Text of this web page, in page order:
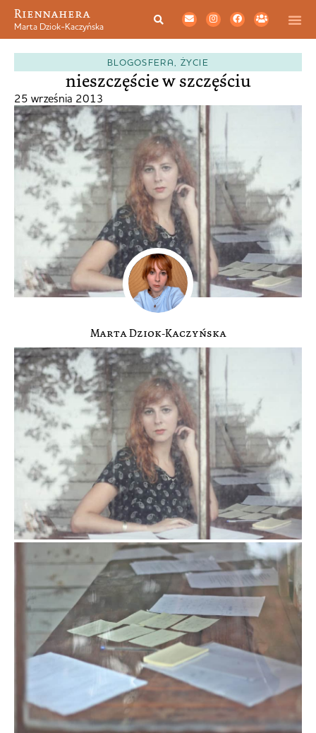
Riennahera
Marta Dziok-Kaczyńska
BLOGOSFERA ŻYCIE
nieszczęście w szczęściu
25 września 2013
Marta Dziok-Kaczyńska